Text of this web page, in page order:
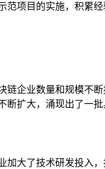
项目的实施，积累
链企业数量和规模不
扩大，涌现出了一批
加大了技术研发投入